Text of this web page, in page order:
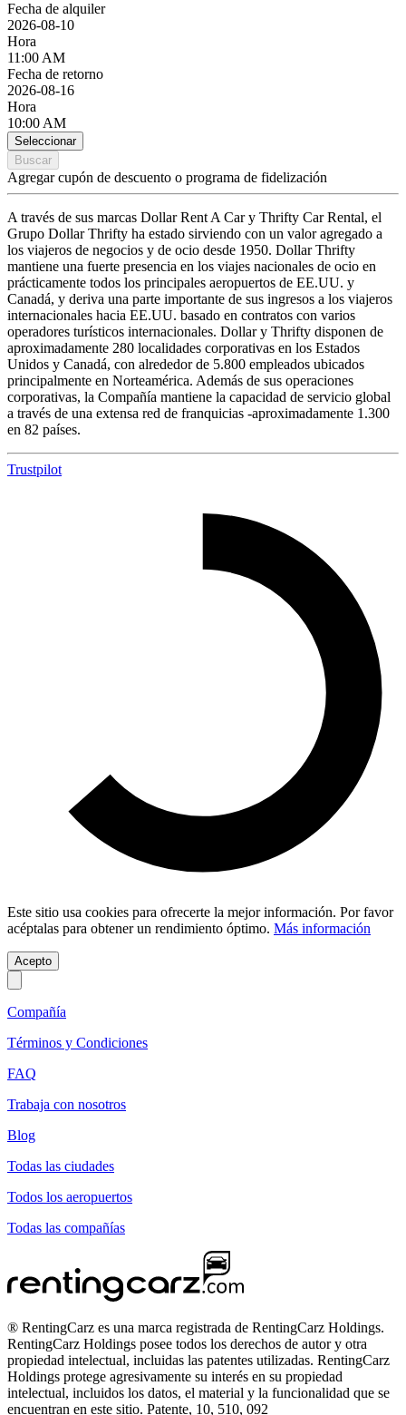
Fecha de alquiler
2026-08-10
Hora
11:00 AM
Fecha de retorno
2026-08-16
Hora
10:00 AM
Seleccionar
Buscar
Agregar cupón de descuento o programa de fidelización
A través de sus marcas Dollar Rent A Car y Thrifty Car Rental, el
Grupo Dollar Thrifty ha estado sirviendo con un valor agregado a
los viajeros de negocios y de ocio desde 1950. Dollar Thrifty
mantiene una fuerte presencia en los viajes nacionales de ocio en
prácticamente todos los principales aeropuertos de EE.UU. y
Canadá, y deriva una parte importante de sus ingresos a los viajeros
internacionales hacia EE.UU. basado en contratos con varios
operadores turísticos internacionales. Dollar y Thrifty disponen de
aproximadamente 280 localidades corporativas en los Estados
Unidos y Canadá, con alrededor de 5.800 empleados ubicados
principalmente en Norteamérica. Además de sus operaciones
corporativas, la Compañía mantiene la capacidad de servicio global
a través de una extensa red de franquicias -aproximadamente 1.300
en 82 países.
Trustpilot
Este sitio usa cookies para ofrecerte la mejor información. Por favor
acéptalas para obtener un rendimiento óptimo. Más información
Acepto
Compañía
Términos y Condiciones
FAQ
Trabaja con nosotros
Blog
Todas las ciudades
Todos los aeropuertos
Todas las compañías
® RentingCarz es una marca registrada de RentingCarz Holdings.
RentingCarz Holdings posee todos los derechos de autor y otra
propiedad intelectual, incluidas las patentes utilizadas. RentingCarz
Holdings protege agresivamente su interés en su propiedad
intelectual, incluidos los datos, el material y la funcionalidad que se
encuentran en este sitio. Patente, 10, 510, 092